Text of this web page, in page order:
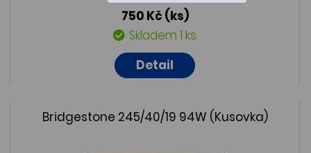
750 Kč (ks)
Skladem 1 ks
Detail
Bridgestone 245/40/19 94W (Kusovka)